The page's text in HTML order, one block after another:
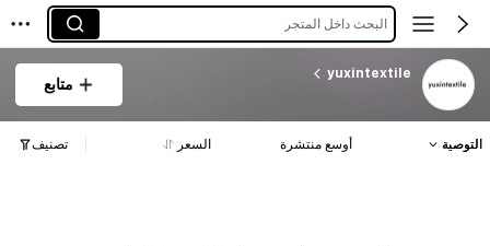
البحث داخل المتجر
yuxintextile
متابع
التوصية أوسع منتشرة السعر تصنيف